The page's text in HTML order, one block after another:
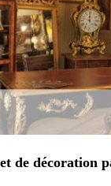
de décoration